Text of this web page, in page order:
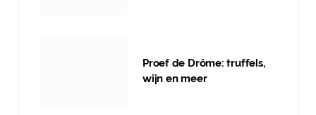
Proef de Drôme: truffels,
wijn en meer